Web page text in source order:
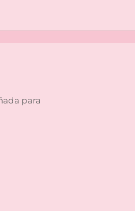
para